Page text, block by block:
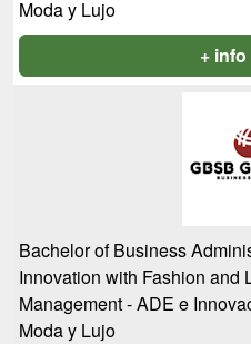
Moda y Lujo
+
Bachelor of Business
Innovation with Fashion and
Management - ADE e
Moda y Lujo